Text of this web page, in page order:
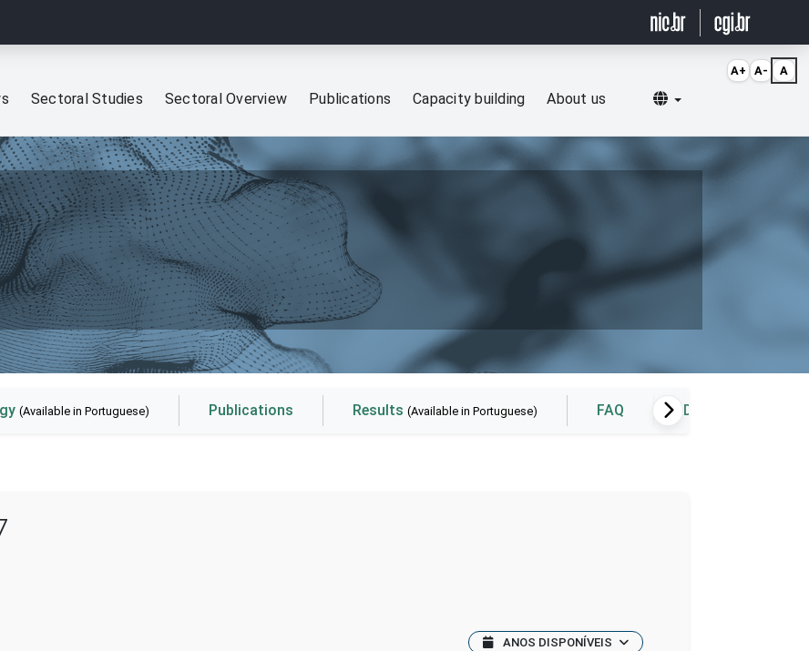
Sectoral Studies Sectoral Overview Publications Capacity building About us Selecionar idioma
(Available in Portuguese) Publications Results (Available in Portuguese) FAQ Data
ANOS DISPONÍVEIS
A+ A- A